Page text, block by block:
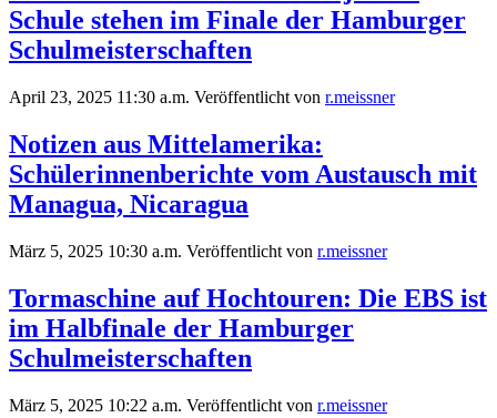
Schule stehen im Finale der Hamburger
Schulmeisterschaften
April 23, 2025 11:30 a.m. Veröffentlicht von r.meissner
Notizen aus Mittelamerika:
Schülerinnenberichte vom Austausch mit
Managua, Nicaragua
März 5, 2025 10:30 a.m. Veröffentlicht von r.meissner
Tormaschine auf Hochtouren: Die EBS ist
im Halbfinale der Hamburger
Schulmeisterschaften
März 5, 2025 10:22 a.m. Veröffentlicht von r.meissner